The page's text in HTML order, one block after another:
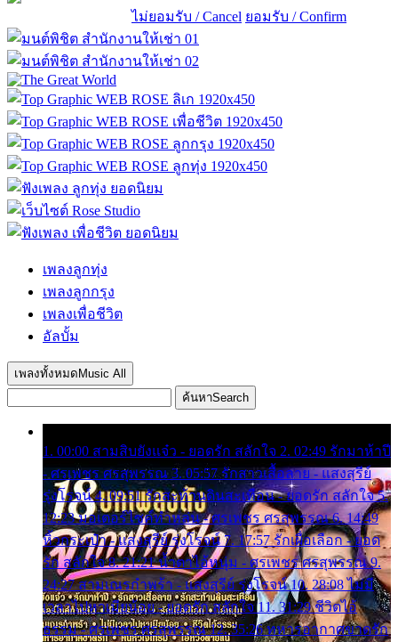
ไม่ยอมรับ / Cancel ยอมรับ / Confirm
เพลงลูกทุ่ง
เพลงลูกกรุง
เพลงเพื่อชีวิต
อัลบั้ม
เพลงทั้งหมด Music All
ค้นหาSearch
1. 00:00 สามสิบยังแจ๋ว - ยอดรัก สลักใจ 2. 02:49 รักมาห้าปี
- ศรเพชร ศรสุพรรณ 3. 05:57 รักสาวเสื้อลาย - แสงสุรีย์
รุ่งโรจน์ 4. 09:51 รักสะท้านดินสะเทือน - ยอดรัก สลักใจ 5.
12:23 มอเตอร์ไซค์ทำหล่น - ศรเพชร ศรสุพรรณ 6. 14:49
หิ้วกระเป๋า - แสงสุรีย์ รุ่งโรจน์ 7. 17:57 รักเผื่อเลือก - ยอด
รัก สลักใจ 8. 21:21 น้ำตาไอ้หนุ่ม - ศรเพชร ศรสุพรรณ 9.
24:27 สามเณรกำพร้า - แสงสุรีย์ รุ่งโรจน์ 10. 28:08 ไม่มี
เวลาไปหาเมียน้อย - ยอดรัก สลักใจ 11. 31:29 ชีวิตไอ้
ธรรม - ศรเพชร ศรสุพรรณ 12. 35:26 ทหารอากาศขาดรัก